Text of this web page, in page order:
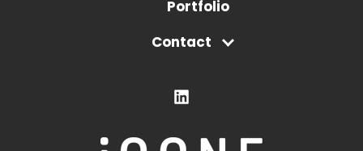
Portfolio
Contact